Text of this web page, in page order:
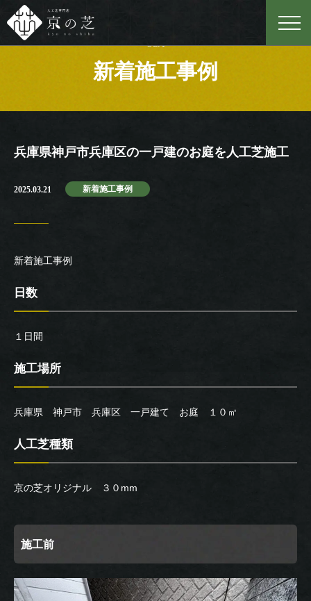
Case
新着施工事例
兵庫県神戸市兵庫区の一戸建のお庭を人工芝施工
2025.03.21 新着施工事例
新着施工事例
日数
１日間
施工場所
兵庫県 神戸市 兵庫区 一戸建て お庭 １０㎡
人工芝種類
京の芝オリジナル ３０mm
施工前